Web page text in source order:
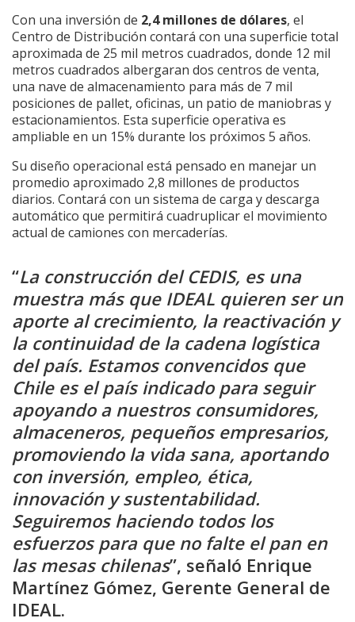
Con una inversión de 2,4 millones de dólares, el
Centro de Distribución contará con una superficie total
aproximada de 25 mil metros cuadrados, donde 12 mil
metros cuadrados albergaran dos centros de venta,
una nave de almacenamiento para más de 7 mil
posiciones de pallet, oficinas, un patio de maniobras y
estacionamientos. Esta superficie operativa es
ampliable en un 15% durante los próximos 5 años.
Su diseño operacional está pensado en manejar un
promedio aproximado 2,8 millones de productos
diarios. Contará con un sistema de carga y descarga
automático que permitirá cuadruplicar el movimiento
actual de camiones con mercaderías.
“La construcción del CEDIS, es una
muestra más que IDEAL quieren ser un
aporte al crecimiento, la reactivación y
la continuidad de la cadena logística
del país. Estamos convencidos que
Chile es el país indicado para seguir
apoyando a nuestros consumidores,
almaceneros, pequeños empresarios,
promoviendo la vida sana, aportando
con inversión, empleo, ética,
innovación y sustentabilidad.
Seguiremos haciendo todos los
esfuerzos para que no falte el pan en
las mesas chilenas”, señaló Enrique
Martínez Gómez, Gerente General de
IDEAL.